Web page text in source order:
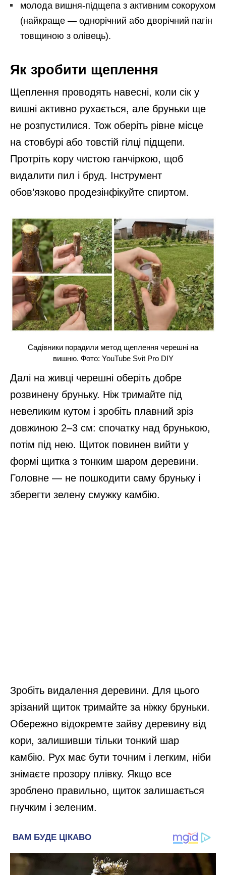
молода вишня-підщепа з активним сокорухом
(найкраще — однорічний або дворічний пагін
товщиною з олівець).
Як зробити щеплення
Щеплення проводять навесні, коли сік у
вишні активно рухається, але бруньки ще
не розпустилися. Тож оберіть рівне місце
на стовбурі або товстій гілці підщепи.
Протріть кору чистою ганчіркою, щоб
видалити пил і бруд. Інструмент
обов’язково продезінфікуйте спиртом.
Садівники порадили метод щеплення черешні на
вишню. Фото: YouTube Svit Pro DIY
Далі на живці черешні оберіть добре
розвинену бруньку. Ніж тримайте під
невеликим кутом і зробіть плавний зріз
довжиною 2–3 см: спочатку над брунькою,
потім під нею. Щиток повинен вийти у
формі щитка з тонким шаром деревини.
Головне — не пошкодити саму бруньку і
зберегти зелену смужку камбію.
Зробіть видалення деревини. Для цього
зрізаний щиток тримайте за ніжку бруньки.
Обережно відокремте зайву деревину від
кори, залишивши тільки тонкий шар
камбію. Рух має бути точним і легким, ніби
знімаєте прозору плівку. Якщо все
зроблено правильно, щиток залишається
гнучким і зеленим.